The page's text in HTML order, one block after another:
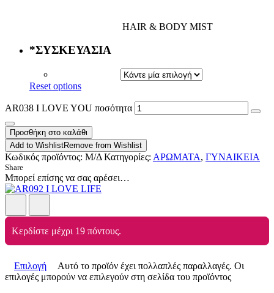
HAIR & BODY MIST
*ΣΥΣΚΕΥΑΣΙΑ
Reset options
AR038 I LOVE YOU ποσότητα
Προσθήκη στο καλάθι
Add to WishlistRemove from Wishlist
Κωδικός προϊόντος: Μ/Δ Κατηγορίες: ΑΡΩΜΑΤΑ, ΓΥΝΑΙΚΕΙΑ
Share
Μπορεί επίσης να σας αρέσει…
Κερδίστε μέχρι 19 πόντους.
Επιλογή
Αυτό το προϊόν έχει πολλαπλές παραλλαγές. Οι
επιλογές μπορούν να επιλεγούν στη σελίδα του προϊόντος